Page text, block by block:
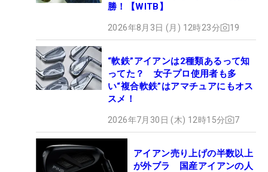
勝！【WITB】
2026年8月3日 (月) 12時23分 19
“軟鉄”アイアンは2種類あるって知
ってた？ 女子プロ使用者も多
い“複合軟鉄”はアマチュアにもオス
スメ！
2026年7月30日 (木) 12時15分 7
アイアン売り上げの半数以上
が外ブラ 国産アイアンの人